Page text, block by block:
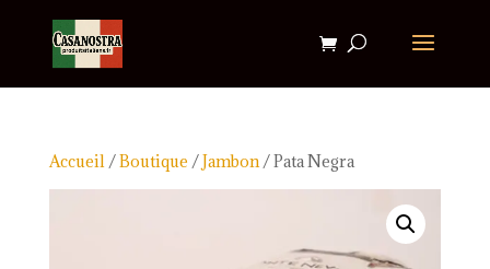
Accueil/Boutique /Jambon/ Pata Negra